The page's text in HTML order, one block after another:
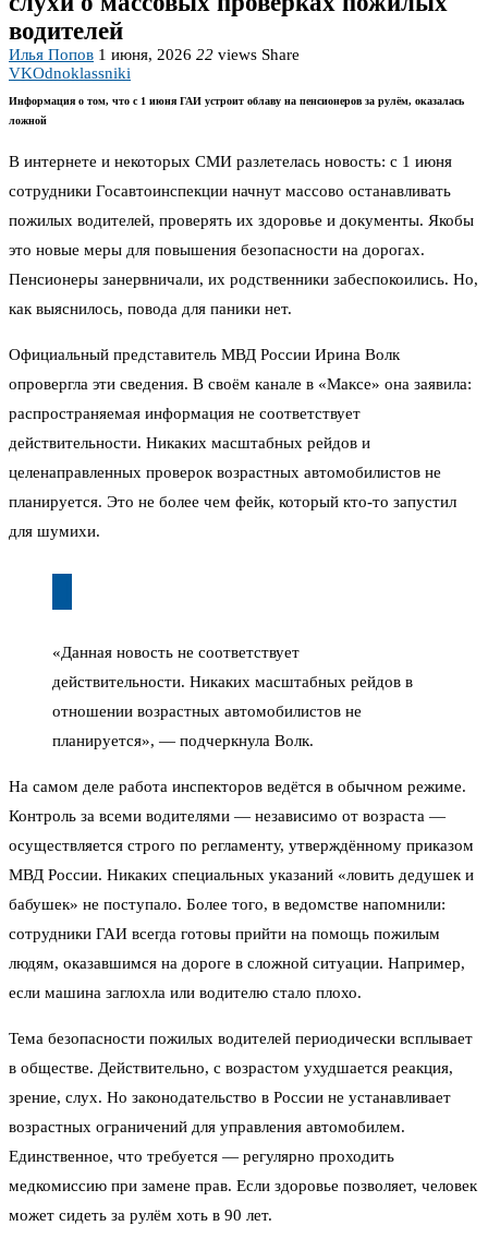
водителей
Илья Попов 1 июня, 2026 22 views Share
VKOdnoklassniki
Информация о том, что с 1 июня ГАИ устроит облаву на пенсионеров за рулём, оказалась
ложной
В интернете и некоторых СМИ разлетелась новость: с 1 июня
сотрудники Госавтоинспекции начнут массово останавливать
пожилых водителей, проверять их здоровье и документы. Якобы
это новые меры для повышения безопасности на дорогах.
Пенсионеры занервничали, их родственники забеспокоились. Но,
как выяснилось, повода для паники нет.
Официальный представитель МВД России Ирина Волк
опровергла эти сведения. В своём канале в «Максе» она заявила:
распространяемая информация не соответствует
действительности. Никаких масштабных рейдов и
целенаправленных проверок возрастных автомобилистов не
планируется. Это не более чем фейк, который кто-то запустил
для шумихи.
«Данная новость не соответствует
действительности. Никаких масштабных рейдов в
отношении возрастных автомобилистов не
планируется», — подчеркнула Волк.
На самом деле работа инспекторов ведётся в обычном режиме.
Контроль за всеми водителями — независимо от возраста —
осуществляется строго по регламенту, утверждённому приказом
МВД России. Никаких специальных указаний «ловить дедушек и
бабушек» не поступало. Более того, в ведомстве напомнили:
сотрудники ГАИ всегда готовы прийти на помощь пожилым
людям, оказавшимся на дороге в сложной ситуации. Например,
если машина заглохла или водителю стало плохо.
Тема безопасности пожилых водителей периодически всплывает
в обществе. Действительно, с возрастом ухудшается реакция,
зрение, слух. Но законодательство в России не устанавливает
возрастных ограничений для управления автомобилем.
Единственное, что требуется — регулярно проходить
медкомиссию при замене прав. Если здоровье позволяет, человек
может сидеть за рулём хоть в 90 лет.